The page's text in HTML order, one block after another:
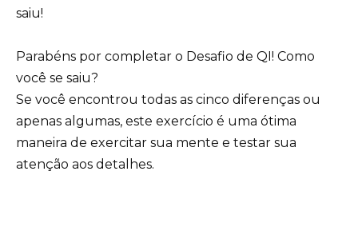
saiu!
Parabéns por completar o Desafio de QI! Como
você se saiu?
Se você encontrou todas as cinco diferenças ou
apenas algumas, este exercício é uma ótima
maneira de exercitar sua mente e testar sua
atenção aos detalhes.